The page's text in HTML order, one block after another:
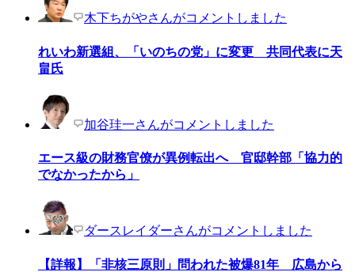
木下ちがやさんがコメントしました
れいわ新選組、「いのちの党」に変更 共同代表に天
畠氏
加谷珪一さんがコメントしました
エース級の財務官僚が異例転出へ 官邸幹部「協力的
でなかったから」
ダースレイダーさんがコメントしました
【詳報】「非核三原則」問われた被爆81年 広島から